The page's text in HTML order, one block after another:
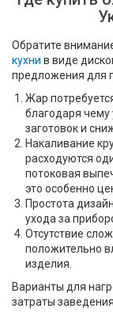
Обратите
кухни в виде
предложения для
Жар
благодаря чему
заготовок и
Накаливание
расходуются
потоковая
это особенно
Простота
ухода за
Отсутствие
положительно
изделия.
Варианты для
затраты